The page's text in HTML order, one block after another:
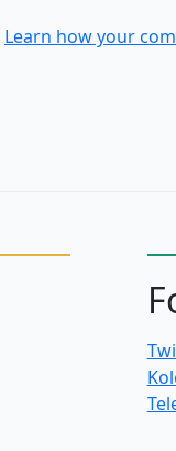
Learn how your